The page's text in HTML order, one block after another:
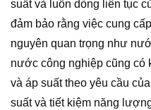
suất và luồn dòng liên tục
đảm bảo rằng việc cung
nguyên quan trọng như
nước công nghiệp cũng
và áp suất theo yêu cầu
suất và tiết kiệm năng